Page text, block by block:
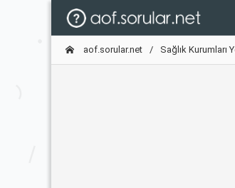
aof.sorular.net Sağlık Kurumları